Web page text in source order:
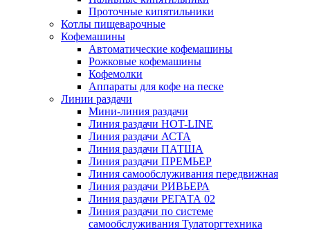
Проточные кипятильники
Котлы пищеварочные
Кофемашины
Автоматические кофемашины
Рожковые кофемашины
Кофемолки
Аппараты для кофе на песке
Линии раздачи
Мини-линия раздачи
Линия раздачи HOT-LINE
Линия раздачи АСТА
Линия раздачи ПАТША
Линия раздачи ПРЕМЬЕР
Линия самообслуживания передвижная
Линия раздачи РИВЬЕРА
Линия раздачи РЕГАТА 02
Линия раздачи по системе
самообслуживания Тулаторгтехника